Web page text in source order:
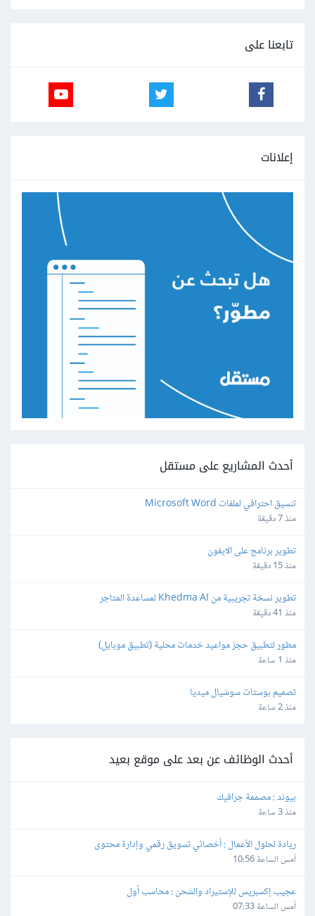
تابعنا على
إعلانات
أحدث المشاريع على مستقل
تنسيق احترافي لملفات Microsoft Word
منذ 7 دقيقة
تطوير برنامج على الايفون
منذ 15 دقيقة
تطوير نسخة تجريبية من Khedma AI لمساعدة المتاجر
منذ 41 دقيقة
مطور لتطبيق حجز مواعيد خدمات محلية (تطبيق موبايل)
منذ 1 ساعة
تصميم بوستات سوشيال ميديا
منذ 2 ساعة
أحدث الوظائف عن بعد على موقع بعيد
بيوند : مصممة جرافيك
منذ 3 ساعة
ريادة لحلول الأعمال : أخصائي تسويق رقمي وإدارة محتوى
أمس الساعة 10:56
عجيب إكسبريس للإستيراد والشحن : محاسب أول
أمس الساعة 07:33